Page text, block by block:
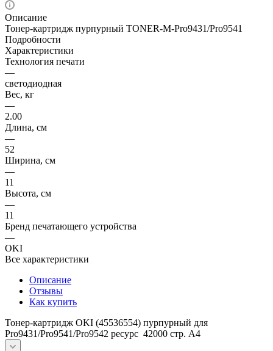
Описание
Тонер-картридж пурпурный TONER-M-Pro9431/Pro9541
Подробности
Характеристики
Технология печати
—
светодиодная
Вес, кг
—
2.00
Длина, см
—
52
Ширина, см
—
11
Высота, см
—
11
Бренд печатающего устройства
—
OKI
Все характеристики
Описание
Отзывы
Как купить
Тонер-картридж OKI (45536554) пурпурный для
Pro9431/Pro9541/Pro9542 ресурс 42000 стр. A4